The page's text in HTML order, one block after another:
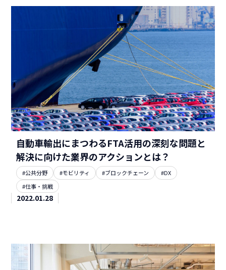
自動車輸出にまつわるFTA活用の深刻な問題と
解決に向けた業界のアクションとは？
#公共分野 #モビリティ #ブロックチェーン
#DX
#仕事・挑戦
2022.01.28